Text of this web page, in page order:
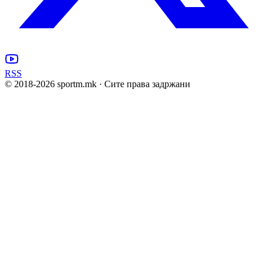
RSS
© 2018-2026 sportm.mk · Сите права задржани